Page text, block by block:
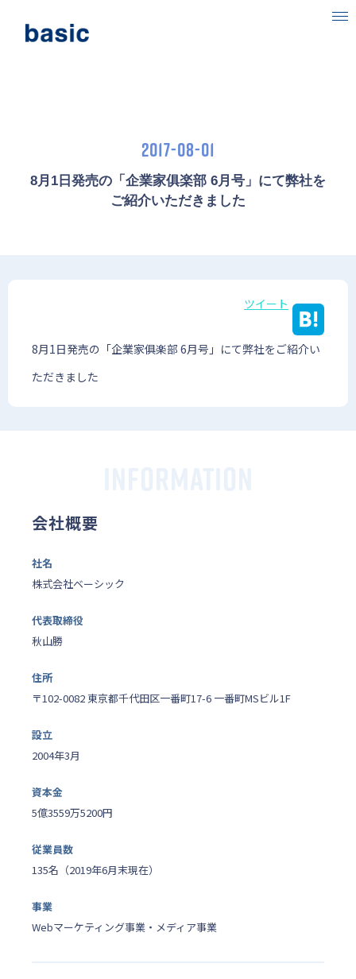
目指す社会
ニュース
2017-08-01
8月1日発売の「企業家俱楽部 6月号」にて弊社を
ご紹介いただきました
ツイート
8月1日発売の「企業家俱楽部 6月号」にて弊社をご紹介い
ただきました
会社概要
社名
株式会社ベーシック
代表取締役
秋山勝
住所
〒102-0082 東京都千代田区一番町17-6 一番町MSビル1F
設立
2004年3月
資本金
5億3559万5200円
従業員数
135名（2019年6月末現在）
事業
Webマーケティング事業・メディア事業